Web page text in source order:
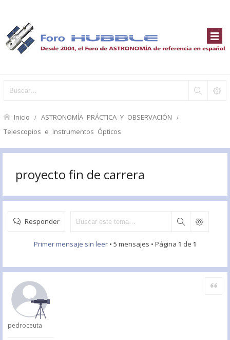
Inicio ASTRONOMÍA PRÁCTICA Y OBSERVACIÓN
Telescopios e Instrumentos Ópticos
proyecto fin de carrera
Responder
Primer mensaje sin leer• 5 mensajes • Página 1 de 1
pedroceuta
Citar